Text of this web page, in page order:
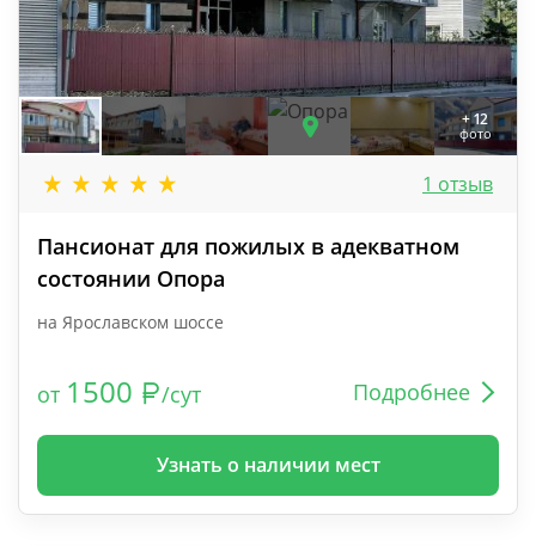
+ 12
фото
1 отзыв
Пансионат для пожилых в адекватном
состоянии Опора
на Ярославском шоссе
от 1500 /сут Подробнее
Узнать о наличии мест